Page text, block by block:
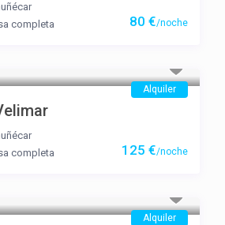
80 €/noche
completa
Alquiler
125 €/noche
completa
Alquiler